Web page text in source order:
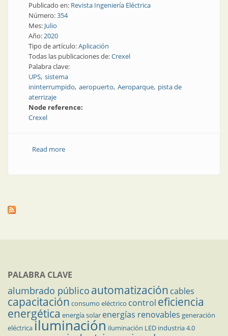
Publicado en: Revista Ingeniería Eléctrica
Número:354
Mes: Julio
Año:2020
Tipo de artículo:Aplicación
Todas las publicaciones de:Crexel
Palabra clave:
UPS sistema
ininterrumpido aeropuerto Aeroparque pista de
aterrizaje
Node reference:
Crexel
Read moreabout UPS para las luces de una pista de aterrizaje
PALABRA CLAVE
alumbrado público automatización cables
capacitación consumo eléctrico control eficiencia
energética energía solar energías renovables generación
eléctricailuminación iluminación LED industria 4.0